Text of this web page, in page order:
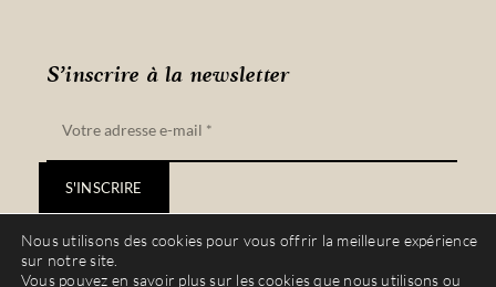
S’inscrire à la newsletter
S'INSCRIRE
Nous utilisons des cookies pour vous offrir la meilleure expérience
sur notre site.
Vous pouvez en savoir plus sur les cookies que nous utilisons ou